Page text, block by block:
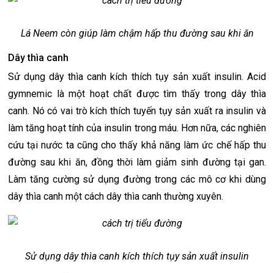
Lá Neem còn giúp làm chậm hấp thu đường sau khi ăn
Dây thìa canh
Sử dụng dây thìa canh kích thích tụy sản xuất insulin. Acid
gymnemic là một hoạt chất được tìm thấy trong dây thìa
canh. Nó có vai trò kích thích tuyến tụy sản xuất ra insulin và
làm tăng hoạt tính của insulin trong máu. Hơn nữa, các nghiên
cứu tại nước ta cũng cho thấy khả năng làm ức chế hấp thu
đường sau khi ăn, đồng thời làm giảm sinh đường tại gan.
Làm tăng cường sử dụng đường trong các mô cơ khi dùng
dây thìa canh một cách dây thìa canh thường xuyên.
Sử dụng dây thìa canh kích thích tụy sản xuất insulin